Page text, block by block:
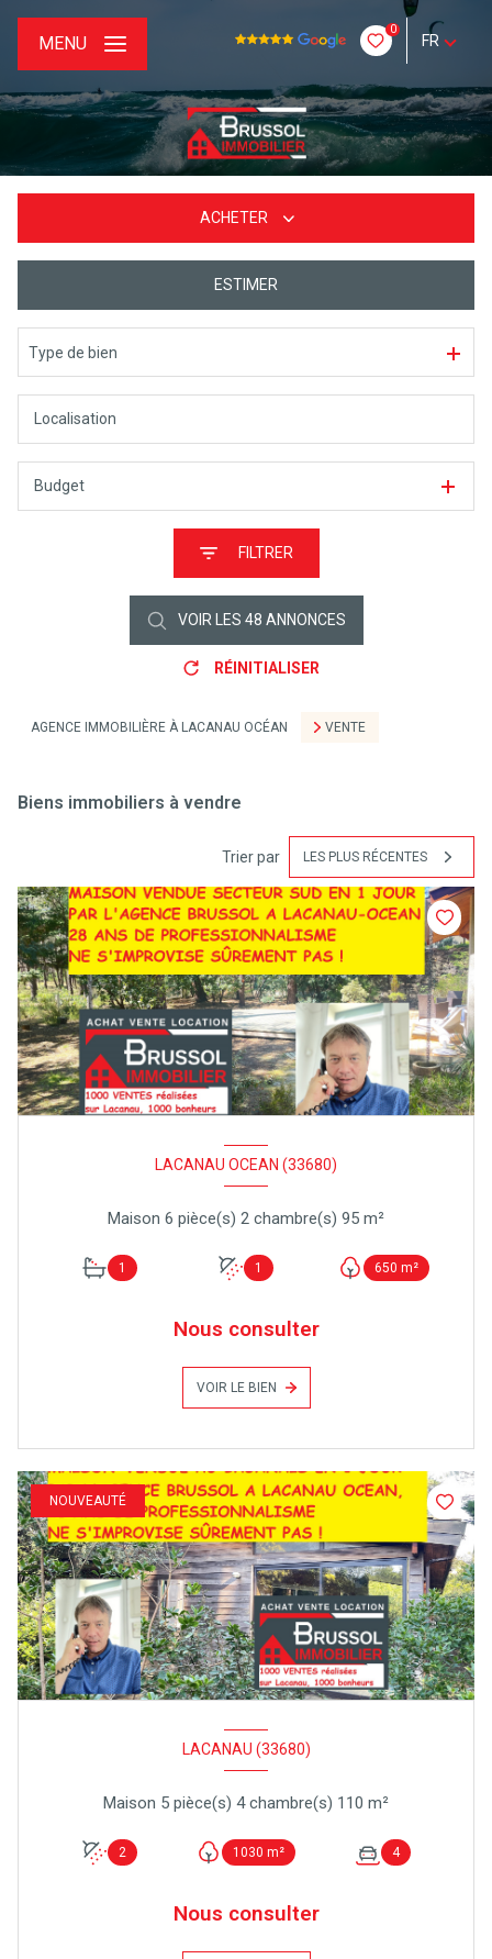
0
FR
MENU
ACHETER
ESTIMER
Type de bien
Budget
FILTRER
VOIR LES 48 ANNONCES
RÉINITIALISER
AGENCE IMMOBILIÈRE À LACANAU OCÉAN VENTE
Biens immobiliers à vendre
Trier par LES PLUS RÉCENTES
LACANAU OCEAN (33680)
Maison 6 pièce(s) 2 chambre(s) 95 m²
1 1 650 m²
Nous consulter
VOIR LE BIEN
NOUVEAUTÉ
LACANAU (33680)
Maison 5 pièce(s) 4 chambre(s) 110 m²
2 1030 m² 4
Nous consulter